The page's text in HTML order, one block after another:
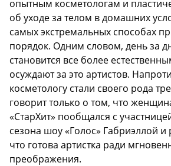
опытным косметологам и
об уходе за телом в домашних
самых экстремальных способах
порядок. Одним словом, день за
становится все более
осуждают за это артистов.
косметологу стали своего рода
говорит только о том, что
«СтарХит» пообщался с
сезона шоу «Голос» Габриэллой и
что готова артистка ради
преображения.